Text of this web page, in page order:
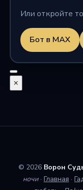
Или откройте
Бот в MAX
×
© 2026 Ворон
ночи· Главная ·